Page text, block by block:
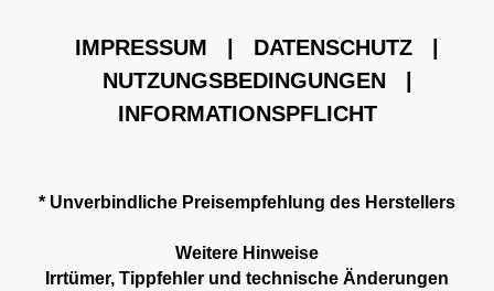
IMPRESSUM DATENSCHUTZ
NUTZUNGSBEDINGUNGEN
INFORMATIONSPFLICHT
* Unverbindliche Preisempfehlung des Herstellers
Weitere Hinweise
Irrtümer, Tippfehler und technische Änderungen